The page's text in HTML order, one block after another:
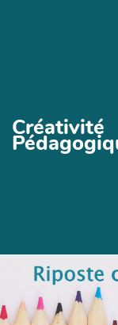
Créativité